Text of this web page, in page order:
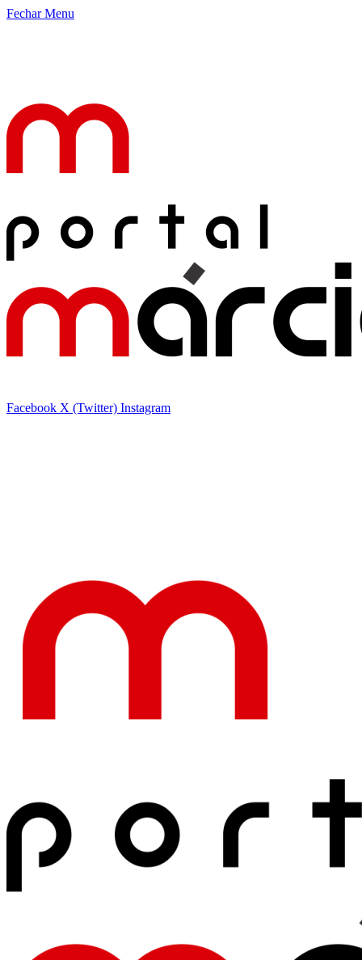
Fechar Menu
Facebook X (Twitter) Instagram